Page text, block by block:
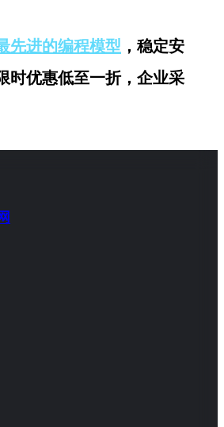
先进的编程模型 ，稳定安
时优惠低至一折，企业采